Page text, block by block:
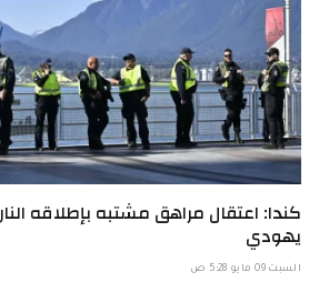
كندا: اعتقال مراهق مشتبه بإطلاقه
يهودي
السبت 09 مايو 5:28 ص